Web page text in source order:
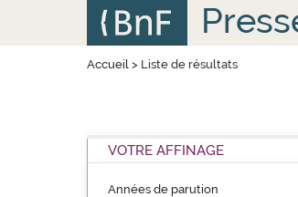
Accueil> Liste de résultats
VOTRE AFFINAGE
Années de parution
Panneau de gestion des cookies